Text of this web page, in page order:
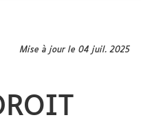
Mise à jour le 04 juil. 2025